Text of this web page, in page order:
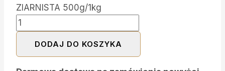
ZIARNISTA 500g/1kg
DODAJ DO KOSZYKA